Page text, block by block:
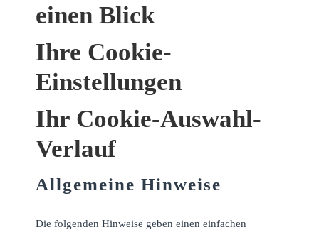
einen Blick
Ihre Cookie-
Einstellungen
Ihr Cookie-Auswahl-
Verlauf
Allgemeine Hinweise
Die folgenden Hinweise geben einen einfachen